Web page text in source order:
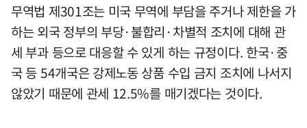
무역법 제301조는 미국 무역에 부담을 주거나 제한을 가
하는 외국 정부의 부당·불합리·차별적 조치에 대해 관
세 부과 등으로 대응할 수 있게 하는 규정이다. 한국·중
국 등 54개국은 강제노동 상품 수입 금지 조치에 나서지
않았기 때문에 관세 12.5%를 매기겠다는 것이다.